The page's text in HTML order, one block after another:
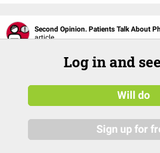
Second Opinion. Patients Talk About
article.
Log in and
Will do
Sign up for